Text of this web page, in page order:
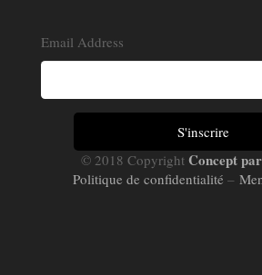
Email Address
© 2018 Copyright Concept
Politique de confidentialité –